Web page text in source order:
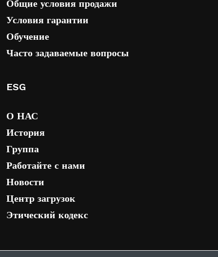
Общие условия продажи
Условия гарантии
Обучение
Часто задаваемые вопросы
ESG
О НАС
История
Группа
Работайте с нами
Новости
Центр загрузок
Этический кодекс